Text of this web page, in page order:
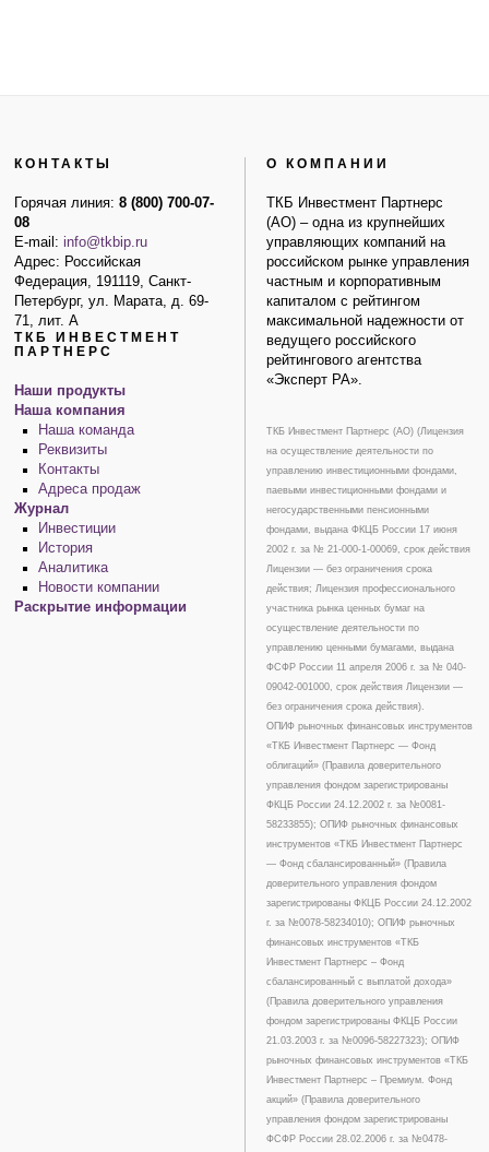
КОНТАКТЫ
Горячая линия:8 (800) 700-07-
08
E-mail:info@tkbip.ru
Адрес: Российская
Федерация, 191119, Санкт-
Петербург, ул. Марата, д. 69-
71, лит. А
ТКБ ИНВЕСТМЕНТ
ПАРТНЕРС
Наши продукты
Наша компания
Наша команда
Реквизиты
Контакты
Адреса продаж
Журнал
Инвестиции
История
Аналитика
Новости компании
Раскрытие информации
О КОМПАНИИ
ТКБ Инвестмент Партнерс
(АО) – одна из крупнейших
управляющих компаний на
российском рынке управления
частным и корпоративным
капиталом с рейтингом
максимальной надежности от
ведущего российского
рейтингового агентства
«Эксперт РА».
ТКБ Инвестмент Партнерс (АО) (Лицензия
на осуществление деятельности по
управлению инвестиционными фондами,
паевыми инвестиционными фондами и
негосударственными пенсионными
фондами, выдана ФКЦБ России 17 июня
2002 г. за № 21-000-1-00069, срок действия
Лицензии — без ограничения срока
действия; Лицензия профессионального
участника рынка ценных бумаг на
осуществление деятельности по
управлению ценными бумагами, выдана
ФСФР России 11 апреля 2006 г. за № 040-
09042-001000, срок действия Лицензии —
без ограничения срока действия).
ОПИФ рыночных финансовых инструментов
«ТКБ Инвестмент Партнерс — Фонд
облигаций» (Правила доверительного
управления фондом зарегистрированы
ФКЦБ России 24.12.2002 г. за №0081-
58233855); ОПИФ рыночных финансовых
инструментов «ТКБ Инвестмент Партнерс
— Фонд сбалансированный» (Правила
доверительного управления фондом
зарегистрированы ФКЦБ России 24.12.2002
г. за №0078-58234010); ОПИФ рыночных
финансовых инструментов «ТКБ
Инвестмент Партнерс – Фонд
сбалансированный с выплатой дохода»
(Правила доверительного управления
фондом зарегистрированы ФКЦБ России
21.03.2003 г. за №0096-58227323); ОПИФ
рыночных финансовых инструментов «ТКБ
Инвестмент Партнерс – Премиум. Фонд
акций» (Правила доверительного
управления фондом зарегистрированы
ФСФР России 28.02.2006 г. за №0478-